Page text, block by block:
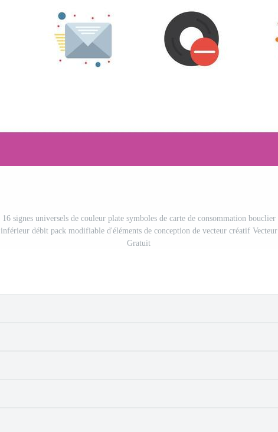
16 signes universels de couleur plate symboles de carte de consommation bouclier
inférieur débit pack modifiable d'éléments de conception de vecteur créatif Vecteur
Gratuit